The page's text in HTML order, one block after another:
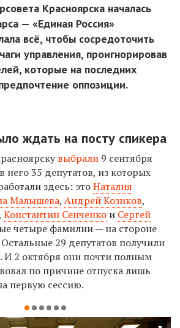
Красноярска началась
— «Единая Россия»
всё, чтобы сосредоточить
управления, проигнорировав
которые на последних
оппозиции.
ждать на посту спикера
выбрали 9 сентября
него 35 депутатов, из которых
здесь: этоНаталия
Малышева, Андрей Козиков,
Константин Сенченко и Сергей
четыре фамилии — на стороне
29 депутатов получили
И 2 октября они почти полным
по причине отпуска лишь
первую сессию.